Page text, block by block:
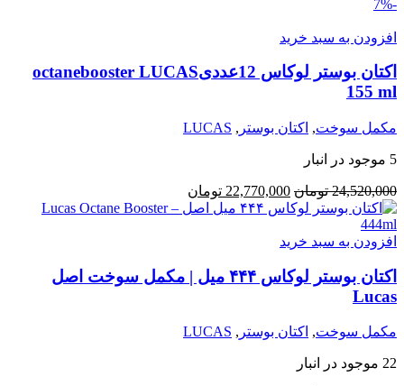
-7%
افزودن به سبد خرید
اکتان بوستر لوکاس 12عددیoctanebooster LUCAS
155 ml
مکمل سوخت, اکتان بوستر ,
LUCAS
5 موجود در انبار
24,520,000 تومان 22,770,000 تومان
افزودن به سبد خرید
اکتان بوستر لوکاس ۴۴۴ میل | مکمل سوخت اصل
Lucas
مکمل سوخت, اکتان بوستر ,
LUCAS
22 موجود در انبار